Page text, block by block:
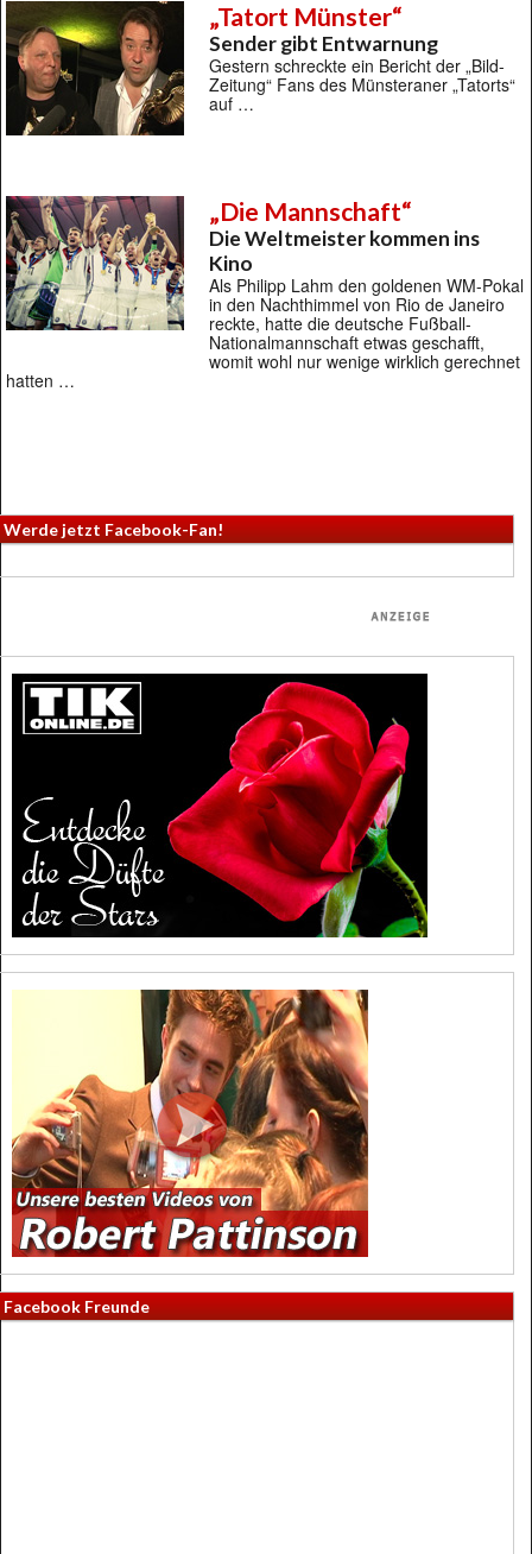
„Tatort Münster“
Sender gibt Entwarnung
Gestern schreckte ein Bericht der „Bild-
Zeitung“ Fans des Münsteraner „Tatorts“
auf …
„Die Mannschaft“
Die Weltmeister kommen ins
Kino
Als Philipp Lahm den goldenen WM-Pokal
in den Nachthimmel von Rio de Janeiro
reckte, hatte die deutsche Fußball-
Nationalmannschaft etwas geschafft,
womit wohl nur wenige wirklich gerechnet
hatten …
Werde jetzt Facebook-Fan!
Facebook Freunde